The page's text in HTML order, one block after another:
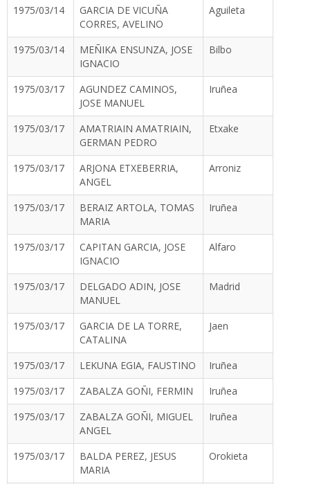
1975/03/14
GARCIA DE VICUÑA
CORRES, AVELINO
Aguileta
1975/03/14
MEÑIKA ENSUNZA, JOSE
IGNACIO
Bilbo
1975/03/17
AGUNDEZ CAMINOS,
JOSE MANUEL
Iruñea
1975/03/17
AMATRIAIN AMATRIAIN,
GERMAN PEDRO
Etxake
1975/03/17
ARJONA ETXEBERRIA,
ANGEL
Arroniz
1975/03/17
BERAIZ ARTOLA, TOMAS
MARIA
Iruñea
1975/03/17
CAPITAN GARCIA, JOSE
IGNACIO
Alfaro
1975/03/17
DELGADO ADIN, JOSE
MANUEL
Madrid
1975/03/17
GARCIA DE LA TORRE,
CATALINA
Jaen
1975/03/17 LEKUNA EGIA, FAUSTINO
Iruñea
1975/03/17
ZABALZA GOÑI, FERMIN
Iruñea
1975/03/17
ZABALZA GOÑI, MIGUEL
ANGEL
Iruñea
1975/03/17
BALDA PEREZ, JESUS
MARIA
Orokieta